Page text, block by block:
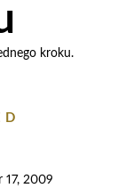
kroku.
17, 2009